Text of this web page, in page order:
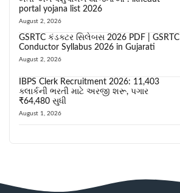
portal yojana list 2026
August 2, 2026
GSRTC કંડક્ટર સિલેબસ 2026 PDF | GSRTC
Conductor Syllabus 2026 in Gujarati
August 2, 2026
IBPS Clerk Recruitment 2026: 11,403
ક્લાર્કની ભરતી માટે અરજી શરૂ, પગાર
₹64,480 સુધી
August 1, 2026